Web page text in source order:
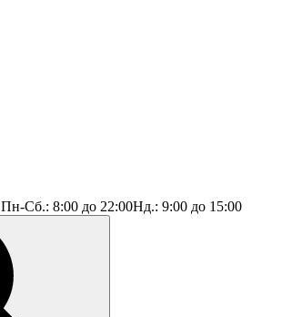
Пн-Сб.: 8:00 до 22:00Нд.: 9:00 до 15:00